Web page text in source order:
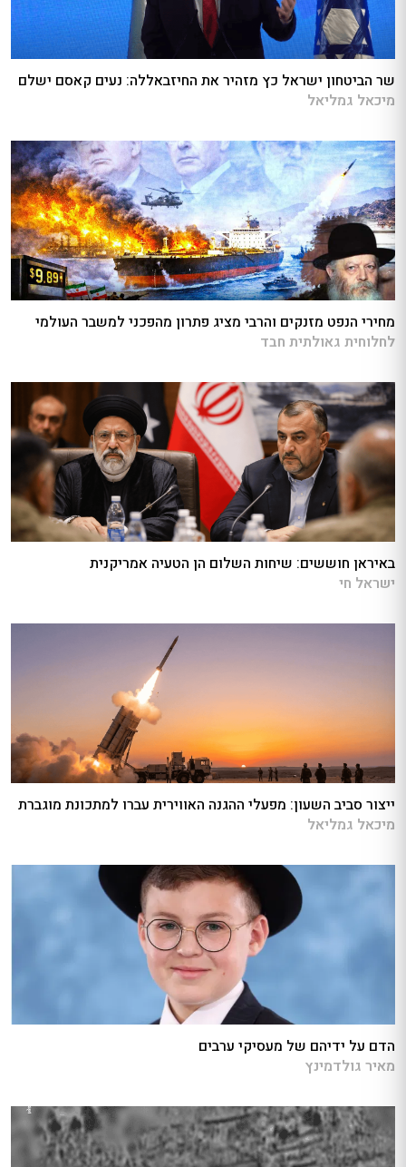
שר הביטחון ישראל כץ מזהיר את החיזבאללה: נעים קאסם ישלם
מיכאל גמליאל
מחירי הנפט מזנקים והרבי מציג פתרון מהפכני למשבר העולמי
לחלוחית גאולתית חבד
באיראן חוששים: שיחות השלום הן הטעיה אמריקנית
ישראל חי
ייצור סביב השעון: מפעלי ההגנה האווירית עברו למתכונת מוגברת
מיכאל גמליאל
הדם על ידיהם של מעסיקי ערבים
מאיר גולדמינץ